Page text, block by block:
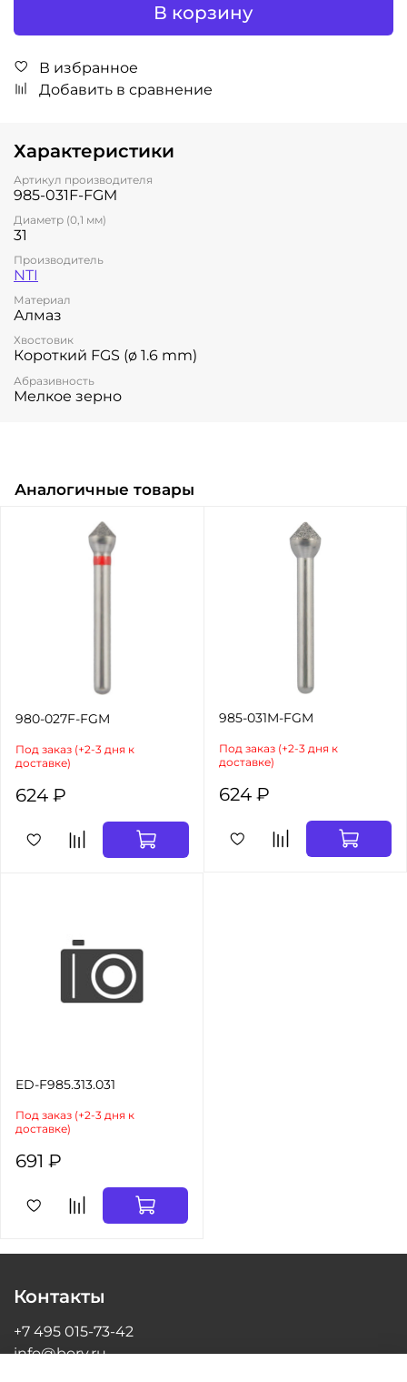
В корзину
В избранное
Добавить в сравнение
Характеристики
Артикул производителя
985-031F-FGM
Диаметр (0,1 мм)
31
Производитель
NTI
Материал
Алмаз
Хвостовик
Короткий FGS (ø 1.6 mm)
Абразивность
Мелкое зерно
Аналогичные товары
980-027F-FGM
Под заказ (+2-3 дня к
доставке)
624 ₽
985-031M-FGM
Под заказ (+2-3 дня к
доставке)
624 ₽
ED-F985.313.031
Под заказ (+2-3 дня к
доставке)
691 ₽
Контакты
+7 495 015-73-42
info@bory.ru